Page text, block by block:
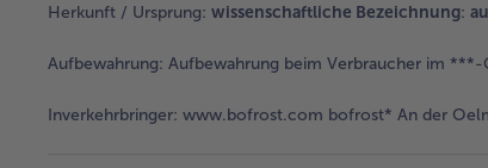
Herkunft / Ursprung: wissenschaftliche Bezeichnung:
Aufbewahrung: Aufbewahrung beim Verbraucher im
Inverkehrbringer: www.bofrost.com bofrost* An der